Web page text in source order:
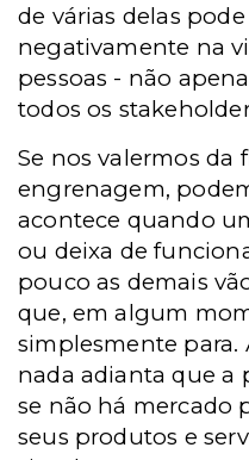
de várias delas
negativamente na
pessoas - não
todos os
Se nos valermos da
engrenagem,
acontece quando
ou deixa de
pouco as demais
que, em algum
simplesmente para.
nada adianta que a
se não há mercado
seus produtos e